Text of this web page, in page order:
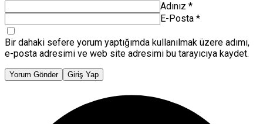
Adınız *
E-Posta *
Bir dahaki sefere yorum yaptığımda kullanılmak üzere adımı,
e-posta adresimi ve web site adresimi bu tarayıcıya kaydet.
Yorum Gönder Giriş Yap